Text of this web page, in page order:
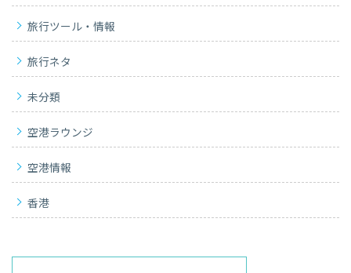
旅行ツール・情報
旅行ネタ
未分類
空港ラウンジ
空港情報
香港